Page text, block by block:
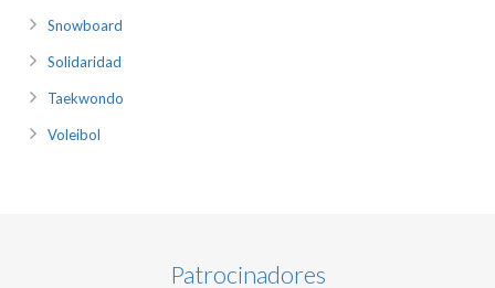
Snowboard
Solidaridad
Taekwondo
Voleibol
Patrocinadores